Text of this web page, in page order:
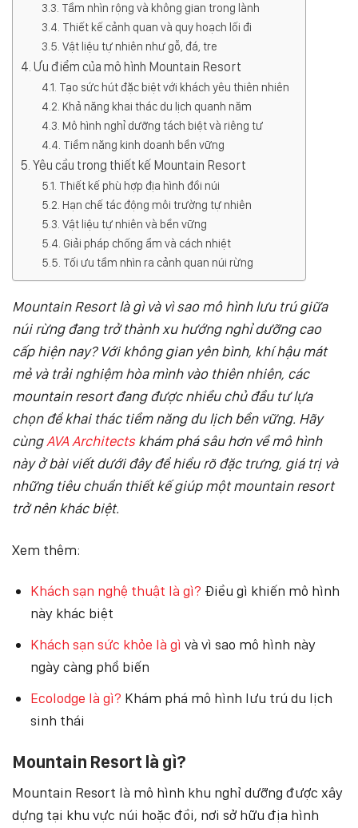
Tầm nhìn rộng và không gian trong lành
Thiết kế cảnh quan và quy hoạch lối đi
Vật liệu tự nhiên như gỗ, đá, tre
Ưu điểm của mô hình Mountain Resort
Tạo sức hút đặc biệt với khách yêu thiên nhiên
Khả năng khai thác du lịch quanh năm
Mô hình nghỉ dưỡng tách biệt và riêng tư
Tiềm năng kinh doanh bền vững
Yêu cầu trong thiết kế Mountain Resort
Thiết kế phù hợp địa hình đồi núi
Hạn chế tác động môi trường tự nhiên
Vật liệu tự nhiên và bền vững
Giải pháp chống ẩm và cách nhiệt
Tối ưu tầm nhìn ra cảnh quan núi rừng
Mountain Resort là gì và vì sao mô hình lưu trú giữa
núi rừng đang trở thành xu hướng nghỉ dưỡng cao
cấp hiện nay? Với không gian yên bình, khí hậu mát
mẻ và trải nghiệm hòa mình vào thiên nhiên, các
mountain resort đang được nhiều chủ đầu tư lựa
chọn để khai thác tiềm năng du lịch bền vững. Hãy
cùngAVA Architectskhám phá sâu hơn về mô hình
này ở bài viết dưới đây để hiểu rõ đặc trưng, giá trị và
những tiêu chuẩn thiết kế giúp một mountain resort
trở nên khác biệt.
Xem thêm:
Khách sạn nghệ thuật là gì? Điều gì khiến mô hình
này khác biệt
Khách sạn sức khỏe là gì và vì sao mô hình này
ngày càng phổ biến
Ecolodge là gì? Khám phá mô hình lưu trú du lịch
sinh thái
Mountain Resort là gì?
Mountain Resort là mô hình khu nghỉ dưỡng được xây
dựng tại khu vực núi hoặc đồi, nơi sở hữu địa hình